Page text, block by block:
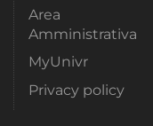
Area
Amministrativa
MyUnivr
Privacy policy